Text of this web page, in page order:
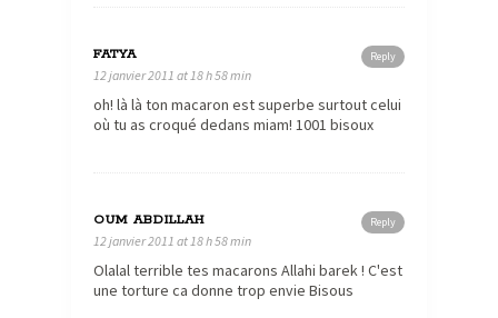
Reply
FATYA
12 janvier 2011 at 18 h 58 min
oh! là là ton macaron est superbe surtout celui
où tu as croqué dedans miam! 1001 bisoux
Reply
OUM ABDILLAH
12 janvier 2011 at 18 h 58 min
Olalal terrible tes macarons Allahi barek ! C'est
une torture ca donne trop envie Bisous